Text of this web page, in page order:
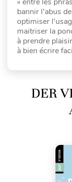
bannir l’abus
optimiser
maitriser la
à prendre
à bien écrire
DER